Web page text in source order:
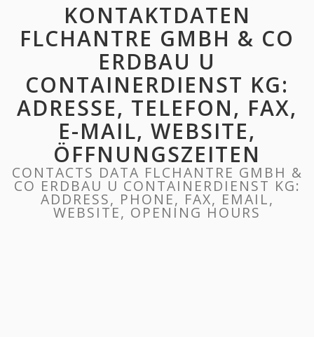
KONTAKTDATEN
FLCHANTRE GMBH & CO
ERDBAU U
CONTAINERDIENST KG:
ADRESSE, TELEFON, FAX,
E-MAIL, WEBSITE,
ÖFFNUNGSZEITEN
CONTACTS DATA FLCHANTRE GMBH &
CO ERDBAU U CONTAINERDIENST KG:
ADDRESS, PHONE, FAX, EMAIL,
WEBSITE, OPENING HOURS